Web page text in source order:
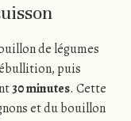
de légumes
ébullition, puis
30 minutes. Cette
et du bouillon